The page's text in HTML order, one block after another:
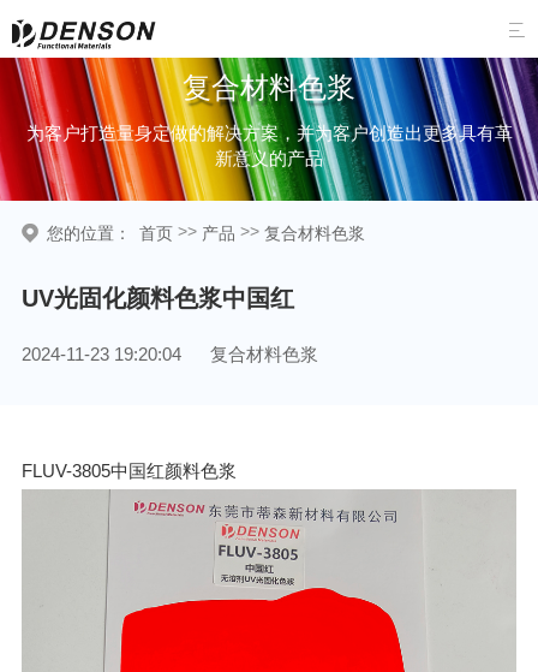

复合材料色浆
为客户打造量身定做的解决方案，并为客户创造出更多具有革
新意义的产品
您的位置： 首页>> 产品 >> 复合材料色浆
UV光固化颜料色浆中国红
2024-11-23 19:20:04 复合材料色浆
FLUV-3805中国红颜料色浆